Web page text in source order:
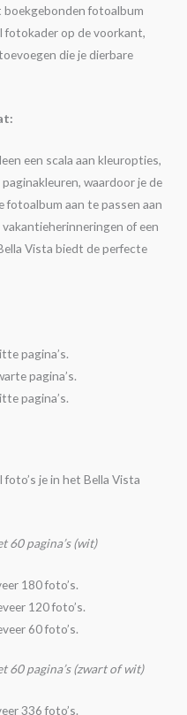
fotoalbum
fotokader op de voorkant,
die je dierbare
een scala aan kleuropties,
waardoor je de
aan te passen aan
vakantieherinneringen of een
Vista biedt de perfecte
pagina’s.
pagina’s.
pagina’s.
foto’s je in het Bella Vista
60 pagina’s (wit)
180 foto’s.
120 foto’s.
60 foto’s.
60 pagina’s (zwart of wit)
336 foto’s.